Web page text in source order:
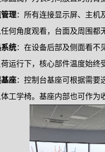
理：所有连接显示屏、主机
何角度观看，台面及周围都
统：在设备后部及侧面看不
运行下，核心部件温度始终
座：控制台基座可根据需要
工学椅。基座内部也可作为